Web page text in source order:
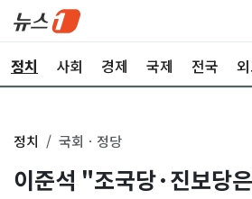
정치 사회 경제 국제 전국
정치 국회ㆍ정당
이준석 "조국당·진보당